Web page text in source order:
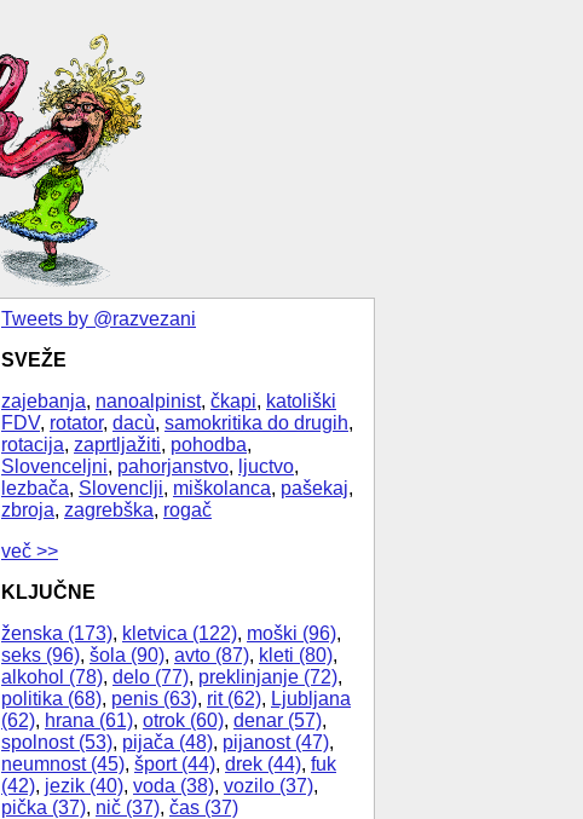
Tweets by @razvezani
SVEŽE
zajebanja, nanoalpinist, čkapi, katoliški
FDV, rotator, dacù, samokritika do drugih,
rotacija, zaprtljažiti, pohodba,
Slovenceljni, pahorjanstvo, ljuctvo,
lezbača, Slovenclji, miškolanca, pašekaj,
zbroja, zagrebška, rogač
več >>
KLJUČNE
ženska (173), kletvica (122), moški (96),
seks (96), šola (90), avto (87), kleti (80),
alkohol (78), delo (77), preklinjanje (72),
politika (68), penis (63), rit (62), Ljubljana
(62), hrana (61), otrok (60), denar (57),
spolnost (53), pijača (48), pijanost (47),
neumnost (45), šport (44), drek (44), fuk
(42), jezik (40), voda (38), vozilo (37),
pička (37), nič (37), čas (37)